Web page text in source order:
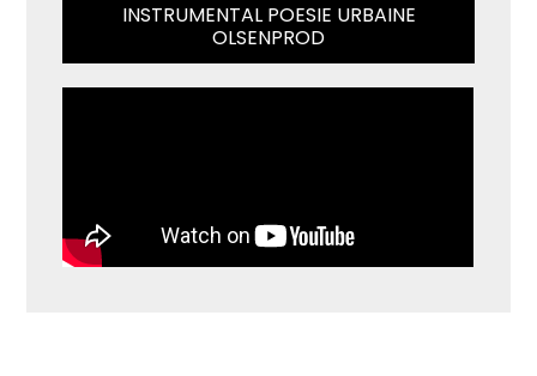
INSTRUMENTAL POESIE URBAINE
OLSENPROD